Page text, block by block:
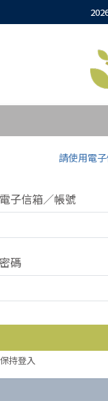
請使用電
電子信箱／帳號
密碼
保持登入